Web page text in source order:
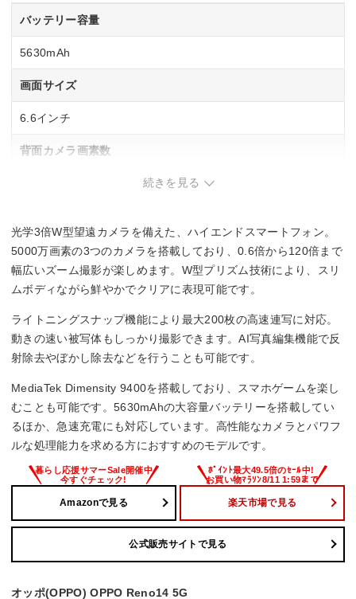
バッテリー容量
5630mAh
画面サイズ
6.6インチ
背面カメラ画素数
重量
おサイフケータイ/FeliCa
–
–
続きを見る
光学3倍W型望遠カメラを備えた、ハイエンドスマートフォン。
5000万画素の3つのカメラを搭載しており、0.6倍から120倍まで
幅広いズーム撮影が楽しめます。W型プリズム技術により、スリ
ムボディながら鮮やかでクリアに表現可能です。
ライトニングスナップ機能により最大200枚の高速連写に対応。
動きの速い被写体もしっかり撮影できます。AI写真編集機能で反
射除去やぼかし除去などを行うことも可能です。
MediaTek Dimensity 9400を搭載しており、スマホゲームを楽し
むことも可能です。5630mAhの大容量バッテリーを搭載してい
るほか、急速充電にも対応しています。高性能なカメラとパワフ
ルな処理能力を求める方におすすめのモデルです。
Amazonで見る 楽天市場で見る
公式販売サイトで見る
オッポ(OPPO) OPPO Reno14 5G